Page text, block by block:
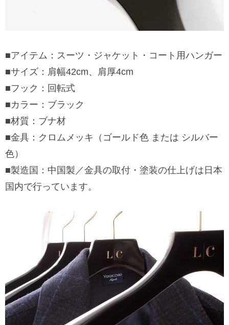
■アイテム：スーツ・ジャケット・コート用ハンガー
■サイズ：肩幅42cm、肩厚4cm
■フック：回転式
■カラー：ブラック
■材質：ブナ材
■金具：クロムメッキ（ゴールド色 または シルバー
色）
■製造国：中国製／金具の取付・塗装の仕上げは日本
国内で行っています。